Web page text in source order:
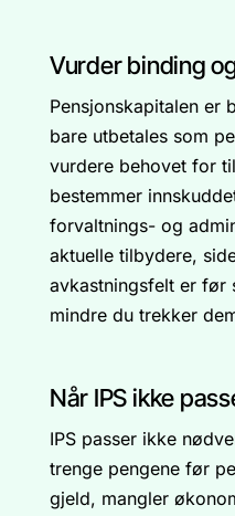
Vurder binding
Pensjonskapitalen er
bare utbetales som
vurdere behovet for
bestemmer
forvaltnings- og
aktuelle tilbydere,
avkastningsfelt er før
mindre du trekker
Når IPS ikke
IPS passer ikke
trenge pengene før
gjeld, mangler